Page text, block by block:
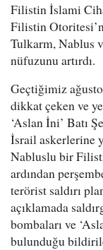
Filistin İslami
Filistin
Tulkarm, Nablus
nüfuzunu artırdı.
Geçtiğimiz
dikkat çeken ve
‘Aslan İni’ Batı
İsrail askerlerine
Nabluslu bir
ardından
terörist saldırı
açıklamada
bombaları ve
bulunduğu